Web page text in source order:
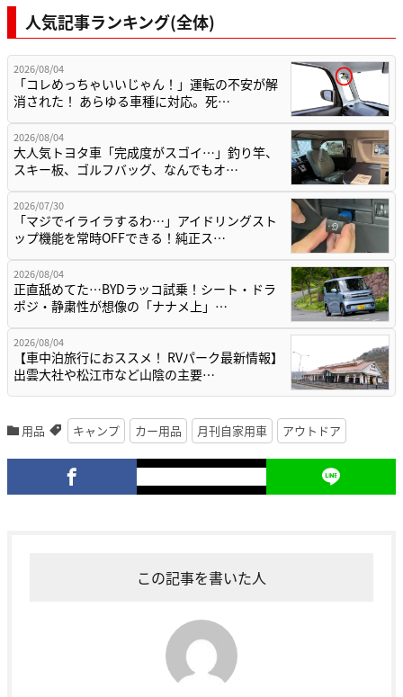
人気記事ランキング(全体)
2026/08/04
「コレめっちゃいいじゃん！」運転の不安が解
消された！ あらゆる車種に対応。死…
2026/08/04
大人気トヨタ車「完成度がスゴイ…」釣り竿、
スキー板、ゴルフバッグ、なんでもオ…
2026/07/30
「マジでイライラするわ…」アイドリングスト
ップ機能を常時OFFできる！純正ス…
2026/08/04
正直舐めてた…BYDラッコ試乗！シート・ドラ
ポジ・静粛性が想像の「ナナメ上」…
2026/08/04
【車中泊旅行におススメ！ RVパーク最新情報】
出雲大社や松江市など山陰の主要…
用品 キャンプ カー用品 月刊自家用車 アウトドア
この記事を書いた人